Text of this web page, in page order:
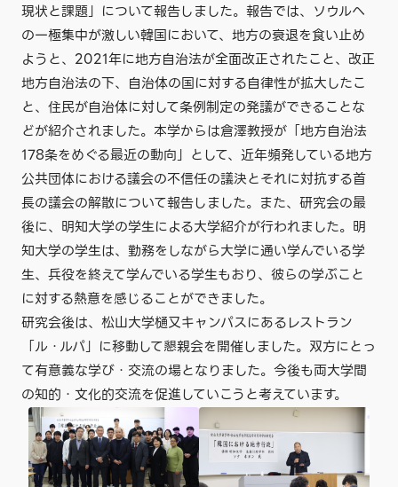
現状と課題」について報告しました。報告では、ソウルへ
の一極集中が激しい韓国において、地方の衰退を食い止め
ようと、2021年に地方自治法が全面改正されたこと、改正
地方自治法の下、自治体の国に対する自律性が拡大したこ
と、住民が自治体に対して条例制定の発議ができることな
どが紹介されました。本学からは倉澤教授が「地方自治法
178条をめぐる最近の動向」として、近年頻発している地方
公共団体における議会の不信任の議決とそれに対抗する首
長の議会の解散について報告しました。また、研究会の最
後に、明知大学の学生による大学紹介が行われました。明
知大学の学生は、勤務をしながら大学に通い学んでいる学
生、兵役を終えて学んでいる学生もおり、彼らの学ぶこと
に対する熱意を感じることができました。
研究会後は、松山大学樋又キャンパスにあるレストラン
「ル・ルパ」に移動して懇親会を開催しました。双方にとっ
て有意義な学び・交流の場となりました。今後も両大学間
の知的・文化的交流を促進していこうと考えています。